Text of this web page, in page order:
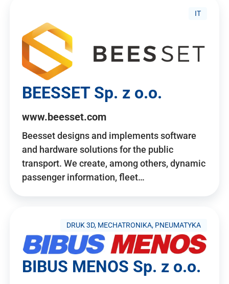
IT
BEESSET Sp. z o.o.
www.beesset.com
Beesset designs and implements software
and hardware solutions for the public
transport. We create, among others, dynamic
passenger information, fleet…
DRUK 3D, MECHATRONIKA, PNEUMATYKA
BIBUS MENOS Sp. z o.o.